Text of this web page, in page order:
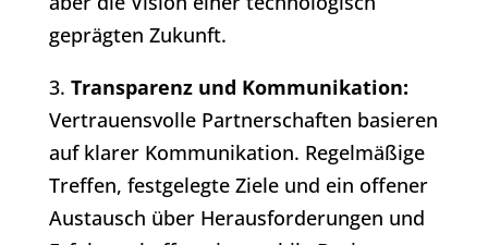
geprägten Zukunft.
3. Transparenz und Kommunikation:
Vertrauensvolle Partnerschaften basieren
auf klarer Kommunikation. Regelmäßige
Treffen, festgelegte Ziele und ein offener
Austausch über Herausforderungen und